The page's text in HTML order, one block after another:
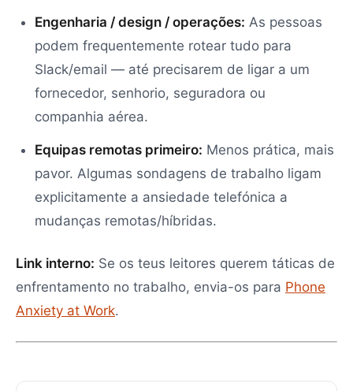
Engenharia / design / operações: As pessoas
podem frequentemente rotear tudo para
Slack/email — até precisarem de ligar a um
fornecedor, senhorio, seguradora ou
companhia aérea.
Equipas remotas primeiro: Menos prática, mais
pavor. Algumas sondagens de trabalho ligam
explicitamente a ansiedade telefónica a
mudanças remotas/híbridas.
Link interno: Se os teus leitores querem táticas de
enfrentamento no trabalho, envia-os para Phone
Anxiety at Work.